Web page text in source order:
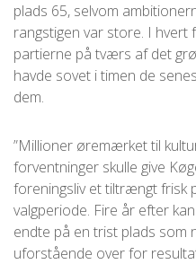
plads 65, selvom
rangstigen var store. I hvert
partierne på tværs af det
havde sovet i timen de
dem.
”Millioner øremærket til
forventninger skulle give
foreningsliv et tiltrængt frisk
valgperiode. Fire år efter
endte på en trist plads som
uforstående over for